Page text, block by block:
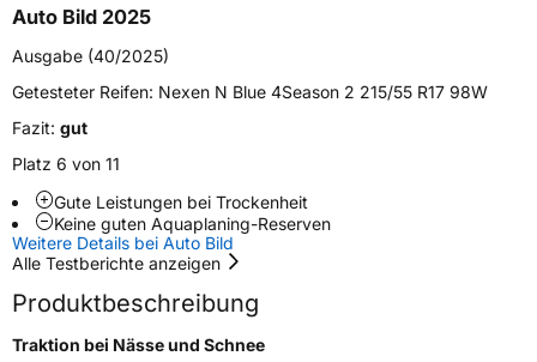
FelgenschutzFSL
EU Label
EffizienzC
Auto Bild 2025
Ausgabe (40/2025)
Getesteter Reifen: Nexen N Blue 4Season 2 215/55 R17 98W
Fazit: gut
Platz 6 von 11
Gute Leistungen bei Trockenheit
Keine guten Aquaplaning-Reserven
Weitere Details bei Auto Bild
Alle Testberichte anzeigen
Produktbeschreibung
Traktion bei Nässe und Schnee